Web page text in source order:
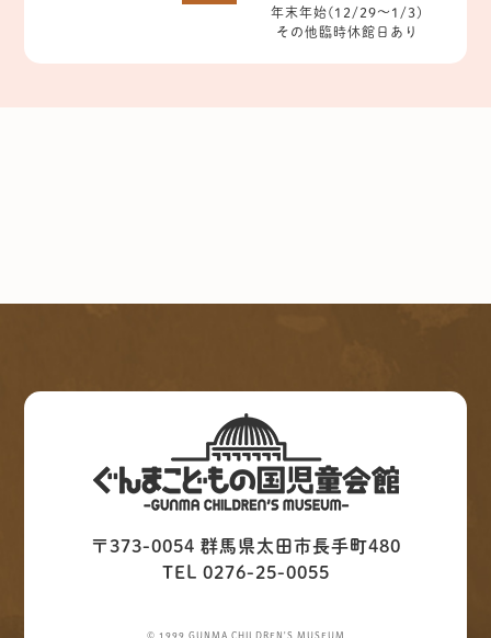
年末年始(12/29～1/3)
その他臨時休館日あり
〒373-0054 群馬県太田市長手町480
TEL 0276-25-0055
© 1999 GUNMA CHILDREN'S MUSEUM